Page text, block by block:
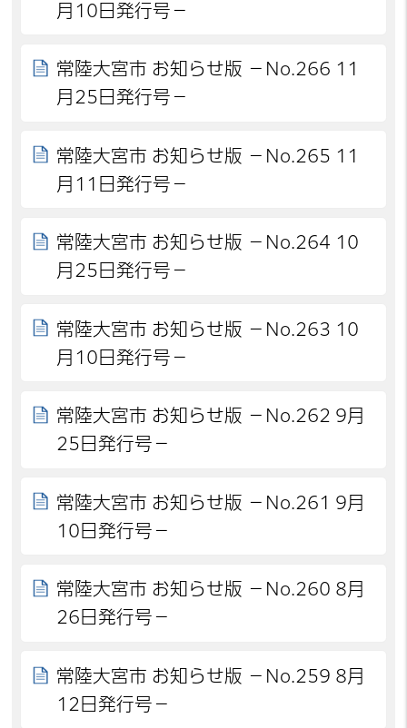
月10日発行号－
常陸大宮市 お知らせ版 －No.266 11
月25日発行号－
常陸大宮市 お知らせ版 －No.265 11
月11日発行号－
常陸大宮市 お知らせ版 －No.264 10
月25日発行号－
常陸大宮市 お知らせ版 －No.263 10
月10日発行号－
常陸大宮市 お知らせ版 －No.262 9月
25日発行号－
常陸大宮市 お知らせ版 －No.261 9月
10日発行号－
常陸大宮市 お知らせ版 －No.260 8月
26日発行号－
常陸大宮市 お知らせ版 －No.259 8月
12日発行号－